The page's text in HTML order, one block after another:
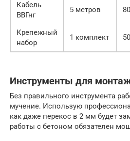
Кабель
ВВГнг
5 метров
Крепежный
набор
1 комплект
Инструменты для
Без правильного инструмента
мучение. Использую
как даже перекос в 2 мм будет
работы с бетоном обязателен